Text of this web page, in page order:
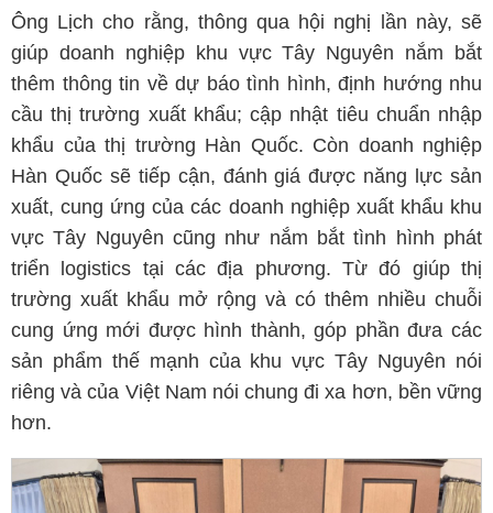
Ông Lịch cho rằng, thông qua hội nghị lần này, sẽ
giúp doanh nghiệp khu vực Tây Nguyên nắm bắt
thêm thông tin về dự báo tình hình, định hướng nhu
cầu thị trường xuất khẩu; cập nhật tiêu chuẩn nhập
khẩu của thị trường Hàn Quốc. Còn doanh nghiệp
Hàn Quốc sẽ tiếp cận, đánh giá được năng lực sản
xuất, cung ứng của các doanh nghiệp xuất khẩu khu
vực Tây Nguyên cũng như nắm bắt tình hình phát
triển logistics tại các địa phương. Từ đó giúp thị
trường xuất khẩu mở rộng và có thêm nhiều chuỗi
cung ứng mới được hình thành, góp phần đưa các
sản phẩm thế mạnh của khu vực Tây Nguyên nói
riêng và của Việt Nam nói chung đi xa hơn, bền vững
hơn.